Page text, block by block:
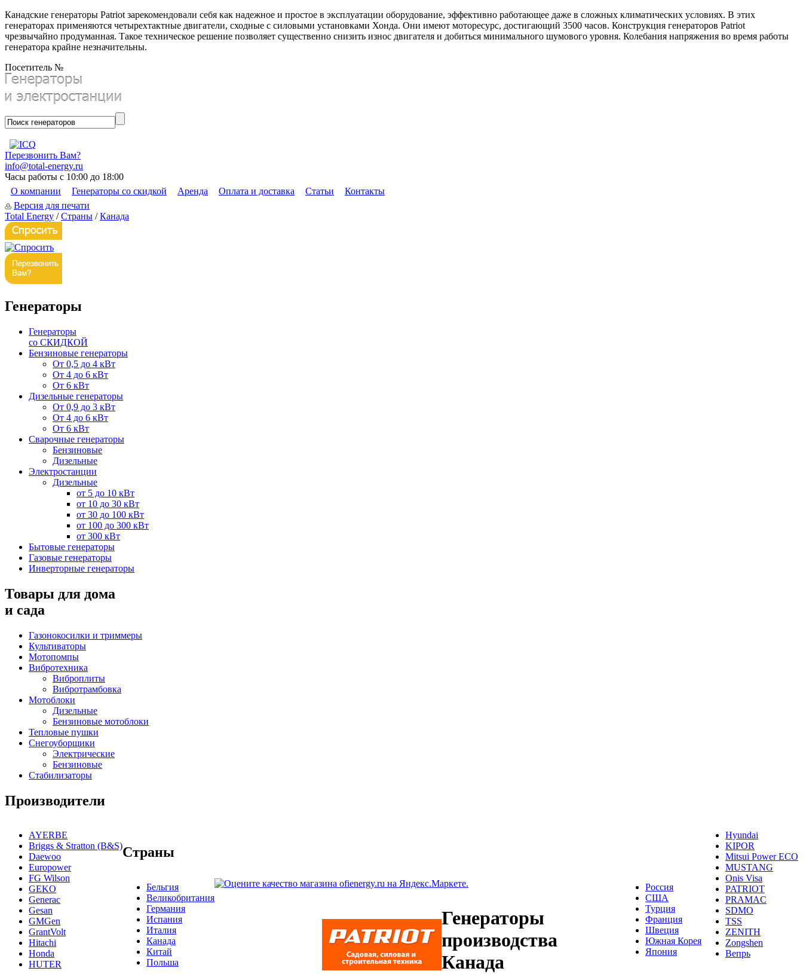
Канадские генераторы Patriot зарекомендовали себя как надежное и простое в эксплуатации оборудование, эффективно работающее даже в сложных климатических условиях. В этих
генераторах применяются четырехтактные двигатели, сходные с силовыми установками Хонда. Они имеют моторесурс, достигающий 3500 часов. Конструкция генераторов Patriot
чрезвычайно продуманная. Такое техническое решение позволяет существенно снизить износ двигателя и добиться минимального шумового уровня. Колебания напряжения во время работы
генератора крайне незначительны.
Посетитель №
Перезвонить Вам?
info@total-energy.ru
Часы работы с 10:00 до 18:00
О компании
Генераторы со скидкой Аренда Оплата и доставка Статьи
Контакты
Версия для печати
Total Energy /Страны /Канада
Генераторы
Генераторы
со СКИДКОЙ
Бензиновые генераторы
От 0,5 до 4 кВт
От 4 до 6 кВт
От 6 кВт
Дизельные генераторы
От 0,9 до 3 кВт
От 4 до 6 кВт
От 6 кВт
Сварочные генераторы
Бензиновые
Дизельные
Электростанции
Дизельные
от 5 до 10 кВт
от 10 до 30 кВт
от 30 до 100 кВт
от 100 до 300 кВт
от 300 кВт
Бытовые генераторы
Газовые генераторы
Инверторные генераторы
Товары для дома
и сада
Газонокосилки и триммеры
Культиваторы
Мотопомпы
Вибротехника
Виброплиты
Вибротрамбовка
Мотоблоки
Дизельные
Бензиновые мотоблоки
Тепловые пушки
Снегоуборщики
Электрические
Бензиновые
Стабилизаторы
Производители
AYERBE
Briggs & Stratton (B&S)
Daewoo
Europower
FG Wilson
GEKO
Generac
Gesan
GMGen
GrantVolt
Hitachi
Honda
HUTER
Hyundai
KIPOR
Mitsui Power ECO
MUSTANG
Onis Visa
PATRIOT
PRAMAC
SDMO
TSS
ZENITH
Zongshen
Вепрь
Страны
Бельгия
Великобритания
Германия
Испания
Италия
Канада
Китай
Польша
Россия
США
Турция
Франция
Швеция
Южная Корея
Япония
Генераторы
производства
Канада